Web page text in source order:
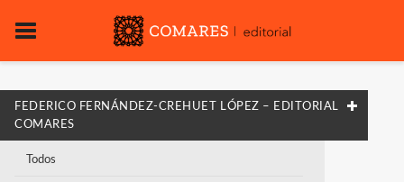
FEDERICO FERNÁNDEZ-CREHUET LÓPEZ – EDITORIAL
COMARES
Todos